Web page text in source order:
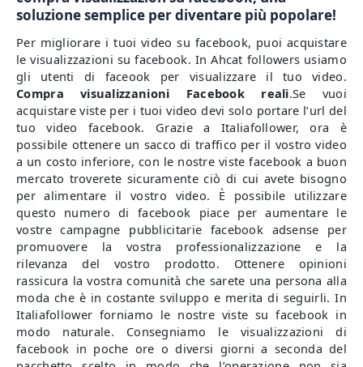
soluzione semplice per diventare più popolare!
Per migliorare i tuoi video su facebook, puoi acquistare
le visualizzazioni su facebook. In Ahcat followers usiamo
gli utenti di faceook per visualizzare il tuo video.
Compra visualizzanioni Facebook reali.Se vuoi
acquistare viste per i tuoi video devi solo portare l’url del
tuo video facebook. Grazie a Italiafollower, ora è
possibile ottenere un sacco di traffico per il vostro video
a un costo inferiore, con le nostre viste facebook a buon
mercato troverete sicuramente ciò di cui avete bisogno
per alimentare il vostro video. È possibile utilizzare
questo numero di facebook piace per aumentare le
vostre campagne pubblicitarie facebook adsense per
promuovere la vostra professionalizzazione e la
rilevanza del vostro prodotto. Ottenere opinioni
rassicura la vostra comunità che sarete una persona alla
moda che è in costante sviluppo e merita di seguirli. In
Italiafollower forniamo le nostre viste su facebook in
modo naturale. Consegniamo le visualizzazioni di
facebook in poche ore o diversi giorni a seconda del